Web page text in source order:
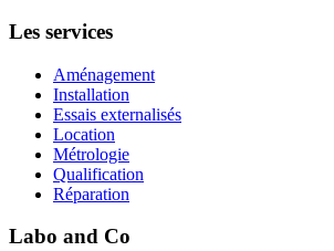
Les services
Aménagement
Installation
Essais externalisés
Location
Métrologie
Qualification
Réparation
Labo and Co